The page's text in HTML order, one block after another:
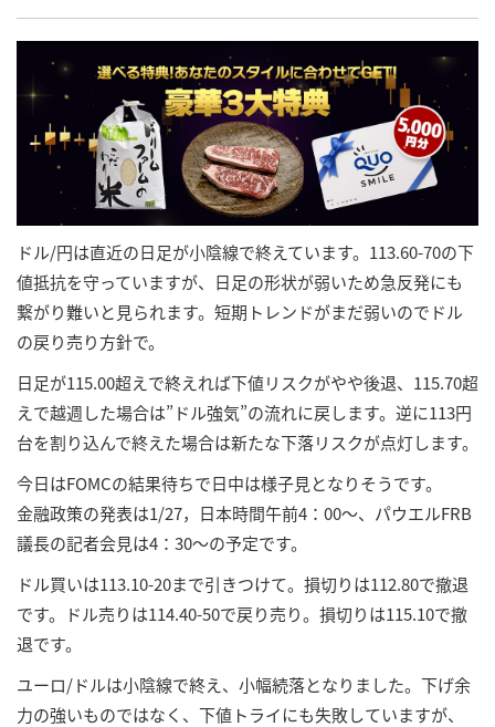
ドル/円は直近の日足が小陰線で終えています。113.60-70の下
値抵抗を守っていますが、日足の形状が弱いため急反発にも
繋がり難いと見られます。短期トレンドがまだ弱いのでドル
の戻り売り方針で。
日足が115.00超えで終えれば下値リスクがやや後退、115.70超
えで越週した場合は”ドル強気”の流れに戻します。逆に113円
台を割り込んで終えた場合は新たな下落リスクが点灯します。
今日はFOMCの結果待ちで日中は様子見となりそうです。
金融政策の発表は1/27，日本時間午前4：00～、パウエルFRB
議長の記者会見は4：30～の予定です。
ドル買いは113.10-20まで引きつけて。損切りは112.80で撤退
です。ドル売りは114.40-50で戻り売り。損切りは115.10で撤
退です。
ユーロ/ドルは小陰線で終え、小幅続落となりました。下げ余
力の強いものではなく、下値トライにも失敗していますが、